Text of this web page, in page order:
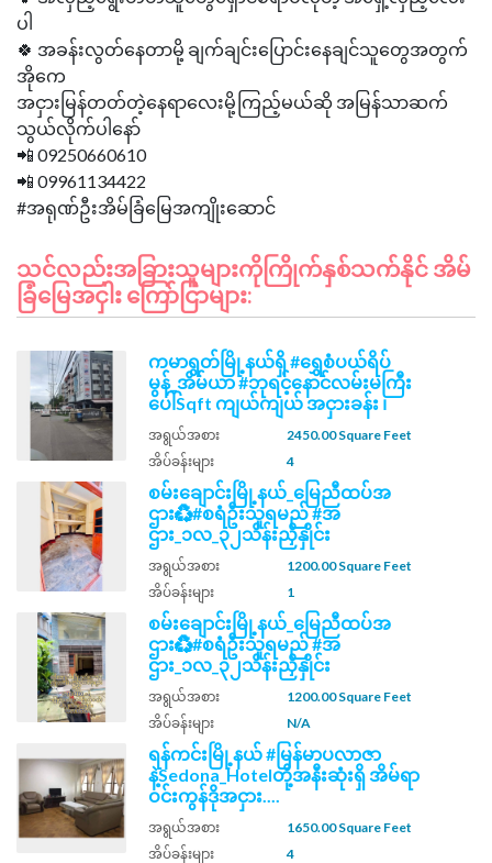
ပါ
🍀 အခန်းလွတ်နေတာမို့ ချက်ချင်းပြောင်းနေချင်သူတွေအတွက်
အိုကေ
အငှားမြန်တတ်တဲ့နေရာလေးမို့ကြည့်မယ်ဆို အမြန်သာဆက်
သွယ်လိုက်ပါနော်
📲 09250660610
📲 09961134422
သင်လည်းအခြားသူများကိုကြိုက်နှစ်သက်နိုင် အိမ်
ခြံမြေအငှါး ကြော်ငြာများ:
ကမာရွတ်မြို့နယ်ရှိ #ရွှေစံပယ်ရိပ်
မွန်_အိမ်ယာ #ဘုရင့်နောင်လမ်းမကြီး
ပေါ်Sqft ကျယ်ကျယ် အငှားခန်း ၊
အရွယ်အစား
2450.00 Square Feet
အိပ်ခန်းများ
4
စမ်းချောင်းမြို့နယ်_မြေညီထပ်အ
ဌား♻️#စရံဦးသူရမည် #အ
ဌား_၁လ_၃၂သိန်းညှိနှိုင်း
အရွယ်အစား
1200.00 Square Feet
အိပ်ခန်းများ
1
စမ်းချောင်းမြို့နယ်_မြေညီထပ်အ
ဌား♻️#စရံဦးသူရမည် #အ
ဌား_၁လ_၃၂သိန်းညှိနှိုင်း
အရွယ်အစား
1200.00 Square Feet
အိပ်ခန်းများ
N/A
ရန်ကင်းမြို့နယ် #မြန်မာပလာဇာ
နဲ့Sedona_Hotelတို့အနီးဆုံးရှိ အိမ်ရာ
ဝင်းကွန်ဒိုအငှား....
အရွယ်အစား
1650.00 Square Feet
အိပ်ခန်းများ
4